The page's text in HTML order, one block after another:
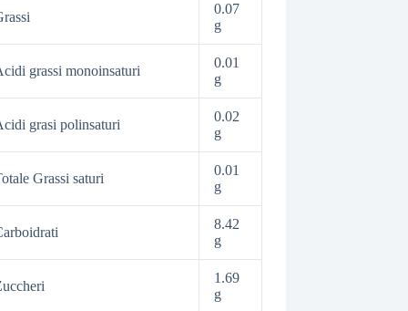
0.07
g
grassi monoinsaturi
0.01
g
grasi polinsaturi
0.02
g
Grassi saturi
0.01
g
8.42
g
1.69
g